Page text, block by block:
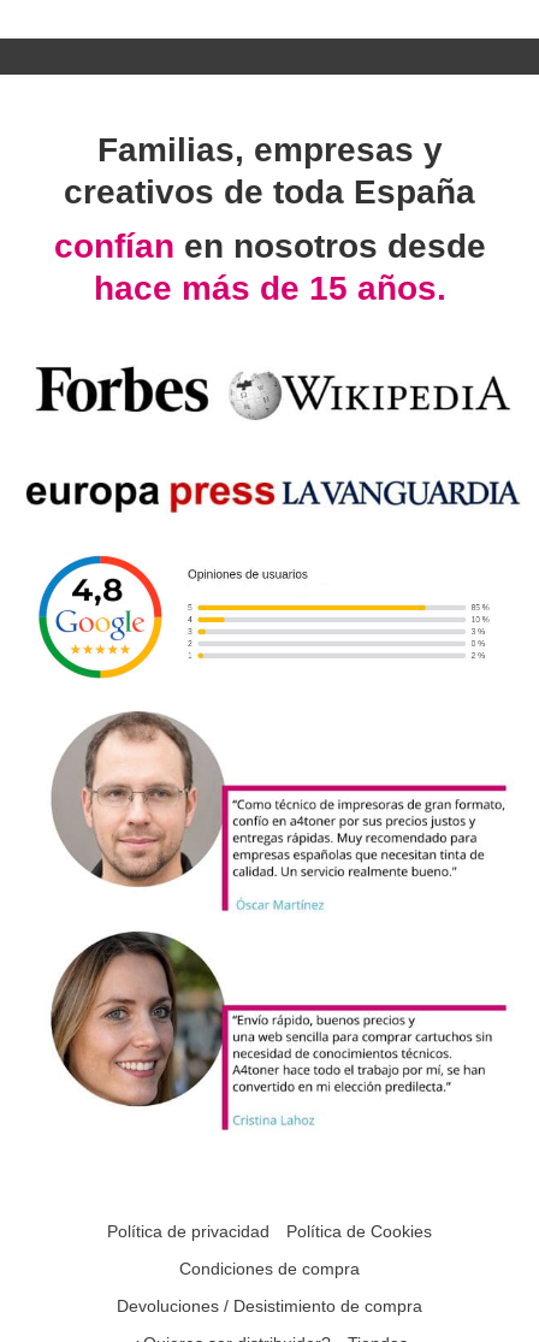
Familias, empresas y
creativos de toda España
confían en nosotros desde
hace más de 15 años.
Política de privacidad
Política de Cookies
Condiciones de compra
Devoluciones / Desistimiento de compra